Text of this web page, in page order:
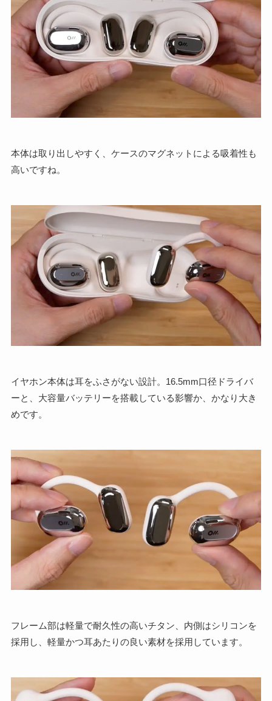
本体は取り出しやすく、ケースのマグネットによる吸着性も
高いですね。
イヤホン本体は耳をふさがない設計。16.5mm口径ドライバ
ーと、大容量バッテリーを搭載している影響か、かなり大き
めです。
フレーム部は軽量で耐久性の高いチタン、内側はシリコンを
採用し、軽量かつ耳あたりの良い素材を採用しています。